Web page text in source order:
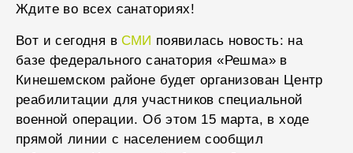
Ждите во всех санаториях!
Вот и сегодня вСМИ появилась новость: на
базе федерального санатория «Решма» в
Кинешемском районе будет организован Центр
реабилитации для участников специальной
военной операции. Об этом 15 марта, в ходе
прямой линии с населением сообщил